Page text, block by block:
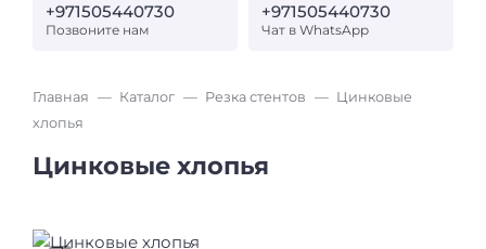
+971505440730
Позвоните нам
+971505440730
Чат в WhatsApp
Главная Каталог Резка стентов
Цинковые
хлопья
Цинковые хлопья